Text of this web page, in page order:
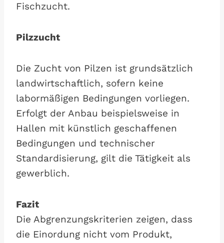
Fischzucht.
Pilzzucht
Die Zucht von Pilzen ist grundsätzlich
landwirtschaftlich, sofern keine
labormäßigen Bedingungen vorliegen.
Erfolgt der Anbau beispielsweise in
Hallen mit künstlich geschaffenen
Bedingungen und technischer
Standardisierung, gilt die Tätigkeit als
gewerblich.
Fazit
Die Abgrenzungskriterien zeigen, dass
die Einordung nicht vom Produkt,